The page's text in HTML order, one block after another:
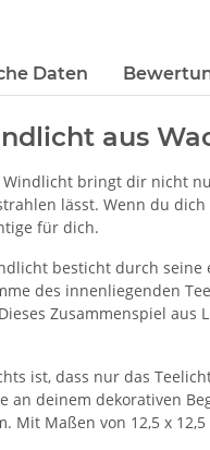
Daten
aus
bringt dir nicht
lässt. Wenn du
für dich.
besticht durch
des innenliegenden
Zusammenspiel
ist, dass nur das
an deinem dekorativen
Mit Maßen von 12,5 x